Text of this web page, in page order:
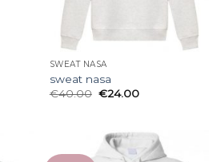
SWEAT NASA
sweat nasa
€40.00 €24.00